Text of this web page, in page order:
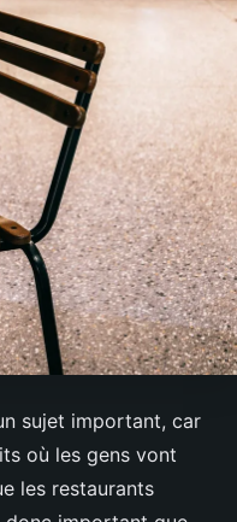
sujet important, car
où les gens vont
les restaurants